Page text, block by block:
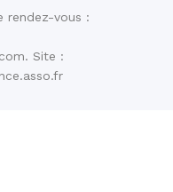
rendez-vous :
Site :